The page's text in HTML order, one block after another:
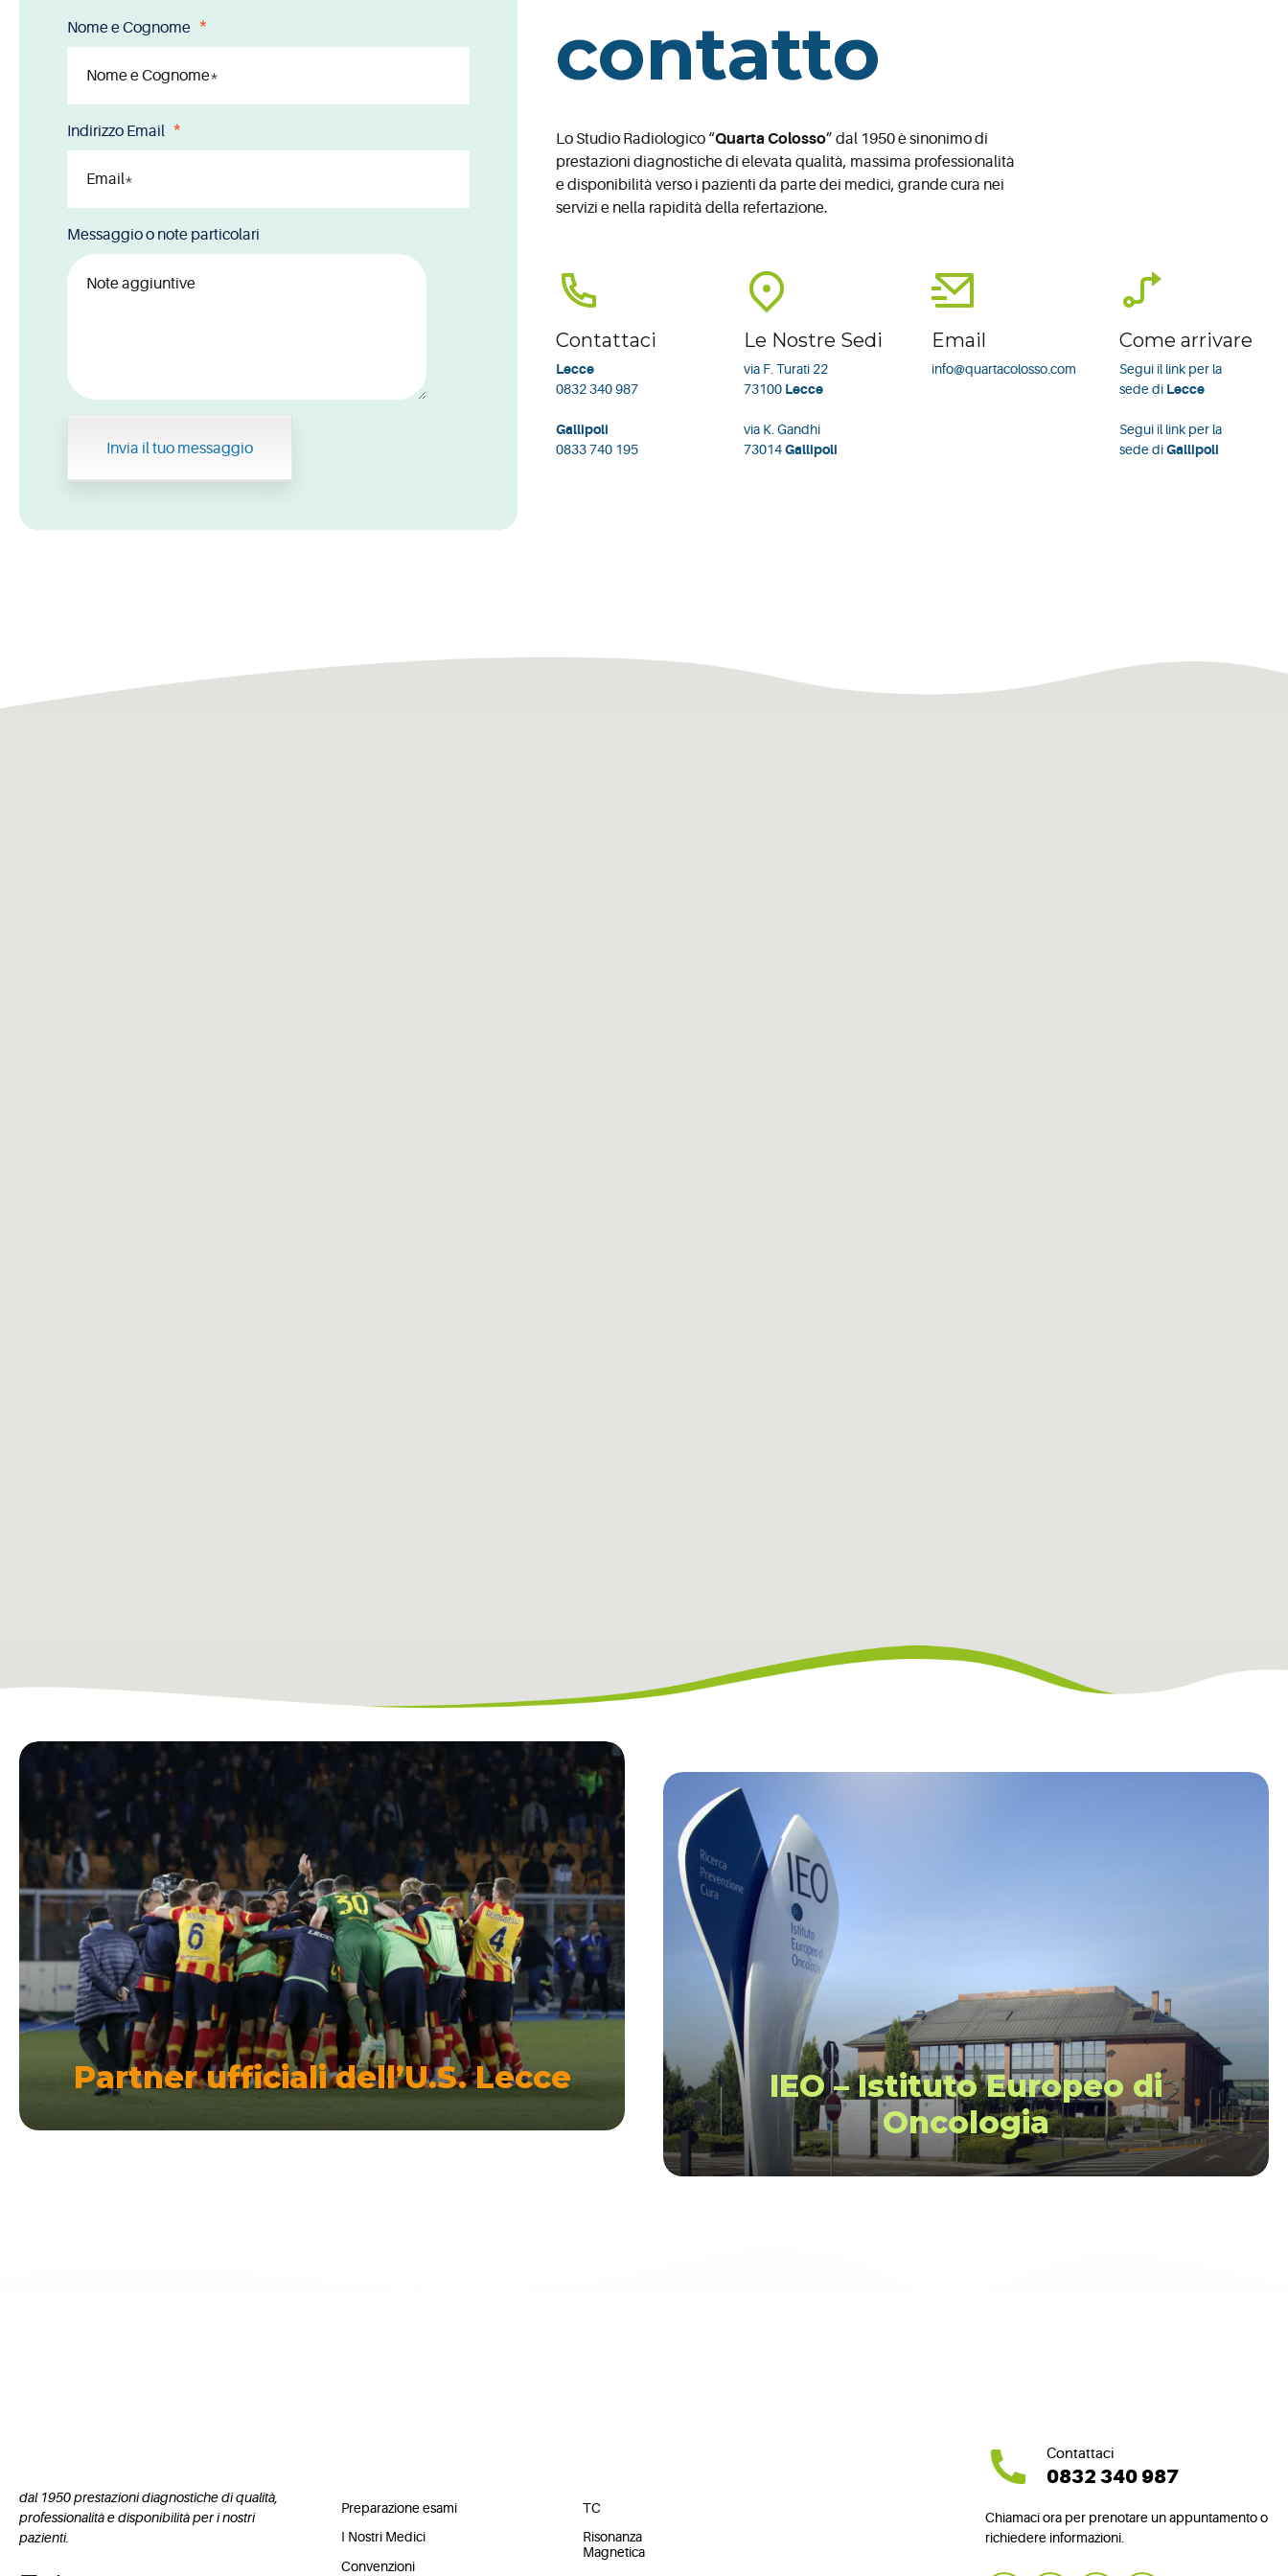
Nome e Cognome
Indirizzo Email
Messaggio o note particolari
contatto
Lo Studio Radiologico “Quarta Colosso” dal 1950 è sinonimo di
prestazioni diagnostiche di elevata qualità, massima professionalità
e disponibilità verso i pazienti da parte dei medici, grande cura nei
servizi e nella rapidità della refertazione.
Contattaci
Lecce
0832 340 987
Gallipoli
0833 740 195
Le Nostre Sedi
via F. Turati 22
73100 Lecce
via K. Gandhi
73014Gallipoli
Email
info@quartacolosso.com
Come arrivare
Segui il link per la
sede di Lecce
Segui il link per la
sede diGallipoli
Partner ufficiali dell’U.S. Lecce
IEO – Istituto Europeo di
Oncologia
dal 1950 prestazioni diagnostiche di qualità,
professionalità e disponibilità per i nostri
pazienti.
Preparazione esami
I Nostri Medici
Convenzioni
TC
Risonanza
Magnetica
Contattaci
0832 340 987
Chiamaci ora per prenotare un appuntamento o
richiedere informazioni.